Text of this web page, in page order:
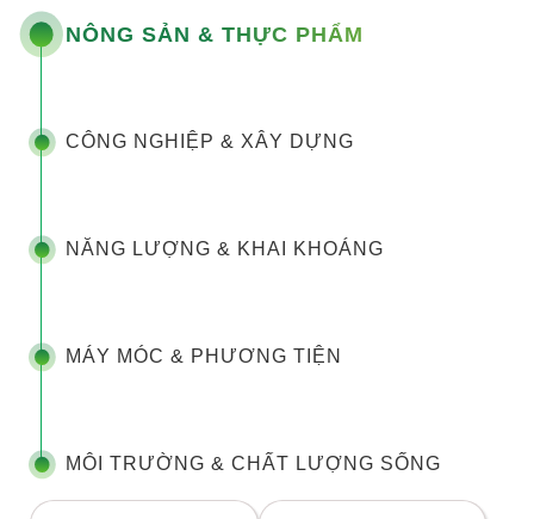
NÔNG SẢN & THỰC PHẨM
CÔNG NGHIỆP & XÂY DỰNG
NĂNG LƯỢNG & KHAI KHOÁNG
MÁY MÓC & PHƯƠNG TIỆN
MÔI TRƯỜNG & CHẤT LƯỢNG SỐNG